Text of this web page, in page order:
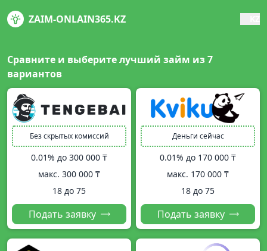
ZAIM-ONLAIN365.KZ
Сравните и выберите лучший займ из7
вариантов
Без скрытых комиссий
0.01% до 300 000 ₸
макс. 300 000 ₸
18 до 75
Подать заявку
Деньги сейчас
0.01% до 170 000 ₸
макс. 170 000 ₸
18 до 75
Подать заявку